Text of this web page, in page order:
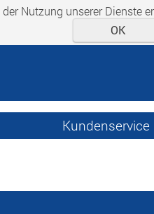
Nutzung unserer Dienste
OK
Kundenservice